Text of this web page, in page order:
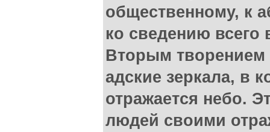
общественному, к
ко сведению всего
Вторым
адские зеркала, в
отражается небо.
людей своими